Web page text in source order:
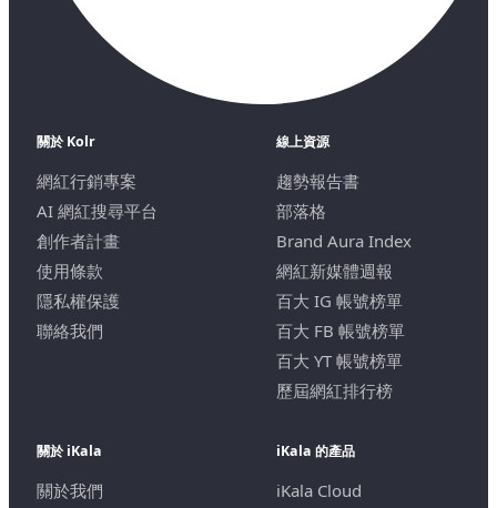
關於 Kolr
網紅行銷專案
AI 網紅搜尋平台
創作者計畫
使用條款
隱私權保護
聯絡我們
線上資源
趨勢報告書
部落格
Brand Aura Index
網紅新媒體週報
百大 IG 帳號榜單
百大 FB 帳號榜單
百大 YT 帳號榜單
歷屆網紅排行榜
關於 iKala
關於我們
iKala 的產品
iKala Cloud